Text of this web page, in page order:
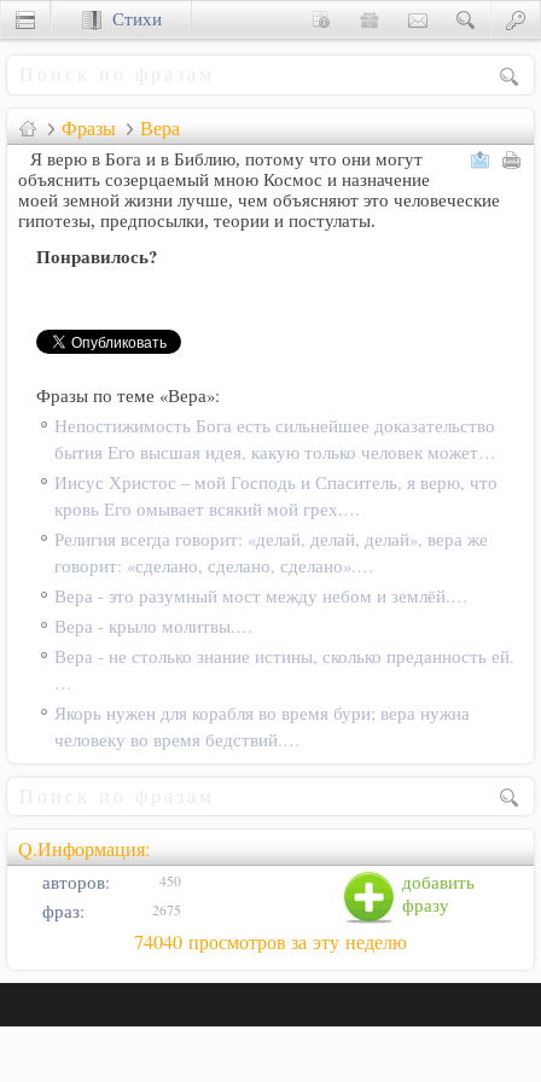
Фразы Вера
Я верю в Бога и в Библию, потому что они могут
объяснить созерцаемый мною Космос и назначение
моей земной жизни лучше, чем объясняют это человеческие
гипотезы, предпосылки, теории и постулаты.
Понравилось?
Фразы по теме «Вера»:
Непостижимость Бога есть сильнейшее доказательство
бытия Его высшая идея, какую только человек может…
Иисус Христос – мой Господь и Спаситель, я верю, что
кровь Его омывает всякий мой грех.…
Религия всегда говорит: «делай, делай, делай», вера же
говорит: «сделано, сделано, сделано».…
Вера - это разумный мост между небом и землёй.…
Вера - крыло молитвы.…
Вера - не столько знание истины, сколько преданность ей.
…
Якорь нужен для корабля во время бури; вера нужна
человеку во время бедствий.…
Q.Информация:
добавить
фразу
авторов: 450
фраз: 2675
74040 просмотров за эту неделю
Стихи